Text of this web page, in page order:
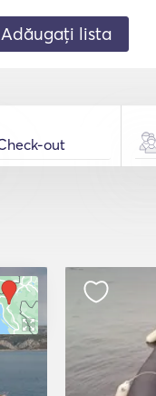
Adăugați lista